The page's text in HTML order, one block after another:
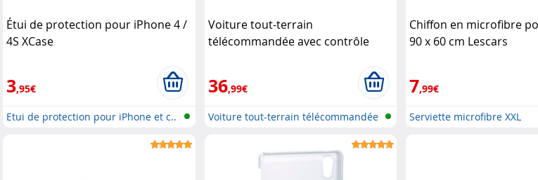
Étui de protection pour iPhone 4 /
4S XCase
3,95€
Etui de protection pour iPhone et c..
Voiture tout-terrain
télécommandée avec contrôle
36,99€
Voiture tout-terrain télécommandée
Chiffon en microfibre
90 x 60 cm Lescars
7,99€
Serviette microfibre XXL